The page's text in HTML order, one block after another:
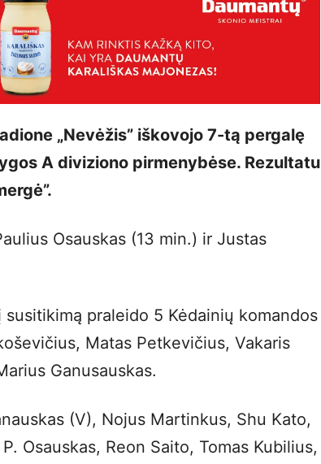
„Nevėžis” iškovojo 7-tą pergalę
A diviziono pirmenybėse. Rezultatu
Osauskas (13 min.) ir Justas
praleido 5 Kėdainių komandos
Matas Petkevičius, Vakaris
Ganusauskas.
(V), Nojus Martinkus, Shu Kato,
Osauskas, Reon Saito, Tomas Kubilius,